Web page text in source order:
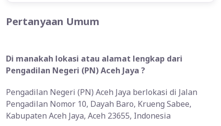
Pertanyaan Umum
Di manakah lokasi atau alamat lengkap dari
Pengadilan Negeri (PN) Aceh Jaya ?
Pengadilan Negeri (PN) Aceh Jaya berlokasi di Jalan
Pengadilan Nomor 10, Dayah Baro, Krueng Sabee,
Kabupaten Aceh Jaya, Aceh 23655, Indonesia